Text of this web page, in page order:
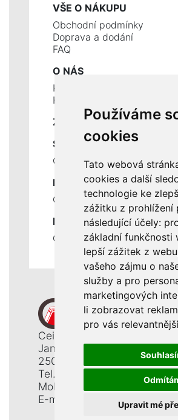
Používáme
cookies
Tato webová
cookies a další
technologie ke
zážitku z prohlížení
následující účely:
základní funkčnosti
lepší zážitek z webu
vašeho zájmu o
služby a pro
marketingových
li zobrazovat
pro vás relevantnější
Upravit mé
VŠE O NÁKUPU
Obchodní podmínky
Doprava a dodání
FAQ
O NÁS
Kontakty
Historie a současnost
ZÁKLADNÍ ÚDAJE
SLUŽBY
Ceník servisních prací
DŮLEŽITÉ INFORMACE
Ochrana osobních údajů
RYCHLÉ ODKAZY
Odstoupení od smlouvy
Ceiba, s. r. o.
Jana Opletala 1265
250 01 Brandýs n. L. - St.
Tel.: +420 326 911 044
Mobil: +420 777 345 008
E-mail:
info@ceiba.cz